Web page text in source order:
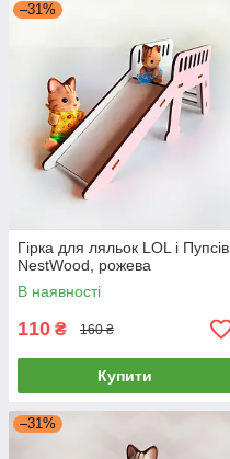
–31%
Гірка для ляльок LOL і Пупсів
NestWood, рожева
В наявності
110 ₴ 160 ₴
Купити
–31%